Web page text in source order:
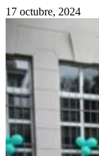
17 octubre, 2024